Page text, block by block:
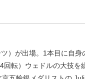
）が出場。1本目に自
転）ウェドルの大技